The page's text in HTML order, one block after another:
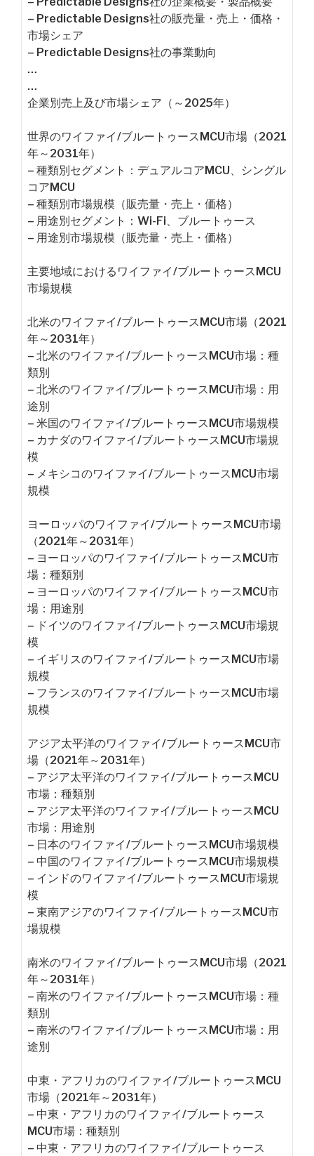
– Predictable Designs社の販売量・売上・価格・
市場シェア
– Predictable Designs社の事業動向
…
…
企業別売上及び市場シェア（～2025年）
世界のワイファイ/ブルートゥースMCU市場（2021
年～2031年）
– 種類別セグメント：デュアルコアMCU、シングル
コアMCU
– 種類別市場規模（販売量・売上・価格）
– 用途別セグメント：Wi-Fi、ブルートゥース
– 用途別市場規模（販売量・売上・価格）
主要地域におけるワイファイ/ブルートゥースMCU
市場規模
北米のワイファイ/ブルートゥースMCU市場（2021
年～2031年）
– 北米のワイファイ/ブルートゥースMCU市場：種
類別
– 北米のワイファイ/ブルートゥースMCU市場：用
途別
– 米国のワイファイ/ブルートゥースMCU市場規模
– カナダのワイファイ/ブルートゥースMCU市場規
模
– メキシコのワイファイ/ブルートゥースMCU市場
規模
ヨーロッパのワイファイ/ブルートゥースMCU市場
（2021年～2031年）
– ヨーロッパのワイファイ/ブルートゥースMCU市
場：種類別
– ヨーロッパのワイファイ/ブルートゥースMCU市
場：用途別
– ドイツのワイファイ/ブルートゥースMCU市場規
模
– イギリスのワイファイ/ブルートゥースMCU市場
規模
– フランスのワイファイ/ブルートゥースMCU市場
規模
アジア太平洋のワイファイ/ブルートゥースMCU市
場（2021年～2031年）
– アジア太平洋のワイファイ/ブルートゥースMCU
市場：種類別
– アジア太平洋のワイファイ/ブルートゥースMCU
市場：用途別
– 日本のワイファイ/ブルートゥースMCU市場規模
– 中国のワイファイ/ブルートゥースMCU市場規模
– インドのワイファイ/ブルートゥースMCU市場規
模
– 東南アジアのワイファイ/ブルートゥースMCU市
場規模
南米のワイファイ/ブルートゥースMCU市場（2021
年～2031年）
– 南米のワイファイ/ブルートゥースMCU市場：種
類別
– 南米のワイファイ/ブルートゥースMCU市場：用
途別
中東・アフリカのワイファイ/ブルートゥースMCU
市場（2021年～2031年）
– 中東・アフリカのワイファイ/ブルートゥース
MCU市場：種類別
– 中東・アフリカのワイファイ/ブルートゥース